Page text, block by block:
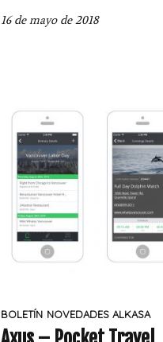
16 de mayo de 2018
BOLETÍN NOVEDADES ALKASA